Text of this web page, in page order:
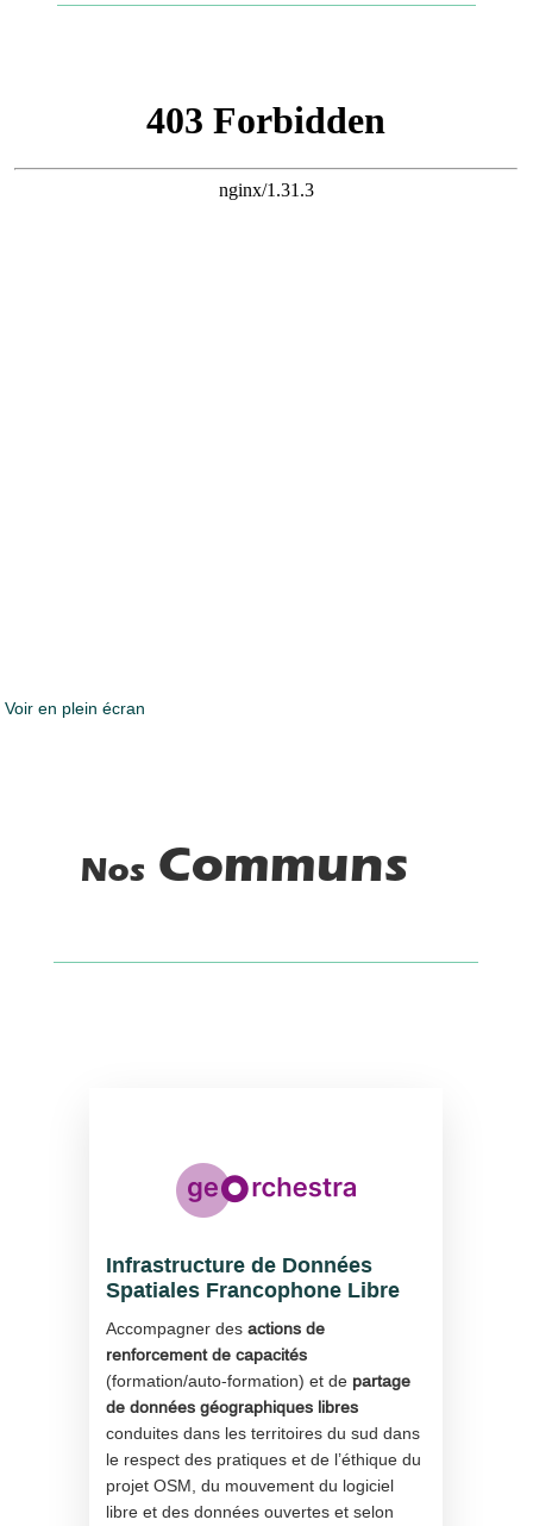
Voir en plein écran
Nos Communs
Infrastructure de Données
Spatiales Francophone Libre
Accompagner desactions de
renforcement de capacités
(formation/auto-formation) et de partage
de données géographiques libres
conduites dans les territoires du sud dans
le respect des pratiques et de l’éthique du
projet OSM, du mouvement du logiciel
libre et des données ouvertes et selon